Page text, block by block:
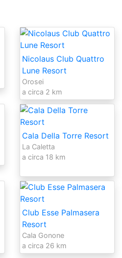
Nicolaus Club Quattro
Lune Resort
Orosei
a circa 2 km
Cala Della Torre Resort
La Caletta
a circa 18 km
Club Esse Palmasera
Resort
Cala Gonone
a circa 26 km